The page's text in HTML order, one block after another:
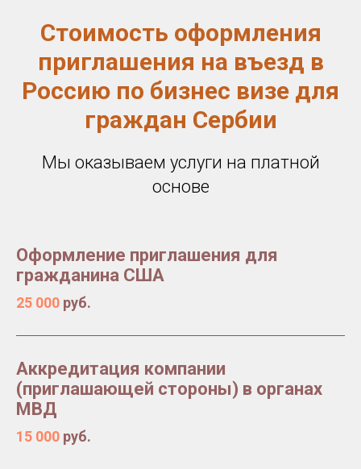
Стоимость оформления
приглашения на въезд в
Россию по бизнес визе для
граждан Сербии
Мы оказываем услуги на платной
основе
Оформление приглашения для
гражданина США
25 000 руб.
Аккредитация компании
(приглашающей стороны) в органах
МВД
15 000 руб.